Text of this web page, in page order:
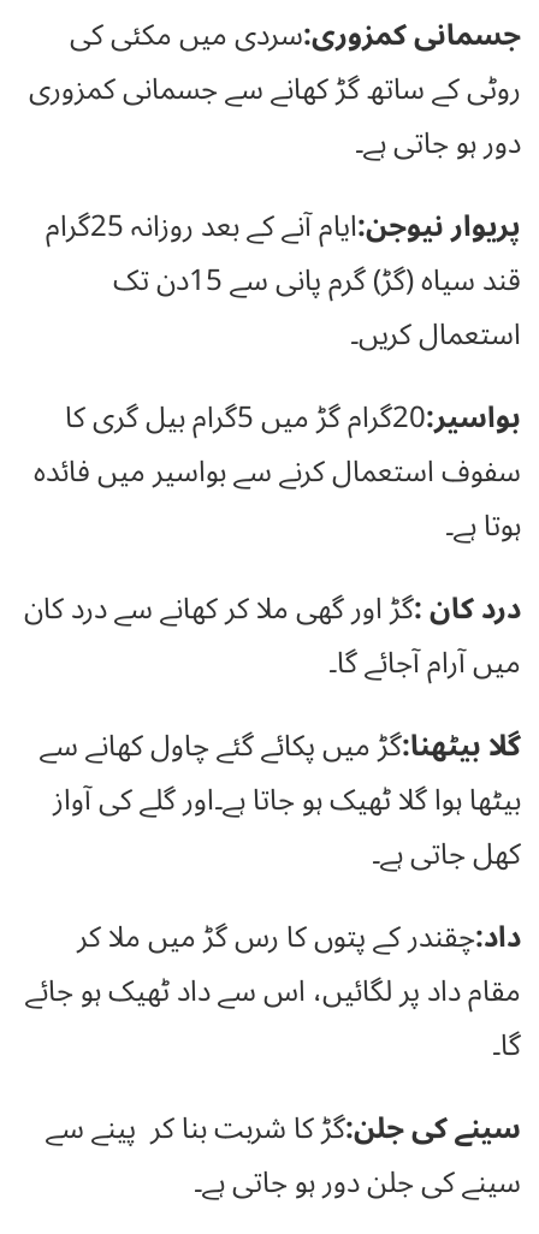
جسمانی کمزوری:سردی میں مکئی کی
روٹی کے ساتھ گڑ کھانے سے جسمانی کمزوری
دور ہو جاتی ہے۔
پریوار نیوجن:
ایام آنے کے بعد روزانہ 25گرام
قند سیاہ (گڑ) گرم پانی سے 15دن تک
استعمال کریں۔
بواسیر:
20گرام گڑ میں 5گرام بیل گری کا
سفوف استعمال کرنے سے بواسیر میں فائدہ
ہوتا ہے۔
درد کان :گڑ اور گھی ملا کر کھانے سے درد کان
میں آرام آجائے گا۔
گلا بیٹھنا:گڑ میں پکائے گئے چاول کھانے سے
بیٹھا ہوا گلا ٹھیک ہو جاتا ہے۔اور گلے کی آواز
کھل جاتی ہے۔
داد:چقندر کے پتوں کا رس گڑ میں ملا کر
مقام داد پر لگائیں، اس سے داد ٹھیک ہو جائے
گا۔
سینے کی جلن:گڑ کا شربت بنا کر پینے سے
سینے کی جلن دور ہو جاتی ہے۔